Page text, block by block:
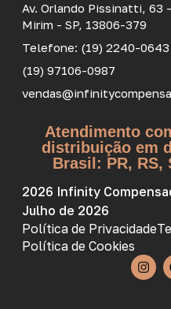
Av. Orlando Pissinatti, 63
Mirim - SP, 13806-379
Telefone: (19) 2240-0643
(19) 97106-0987
Atendimento
distribuição em
Brasil: PR, RS,
2026 Infinity
Julho de 2026
Política de Privacidade
Política de Cookies